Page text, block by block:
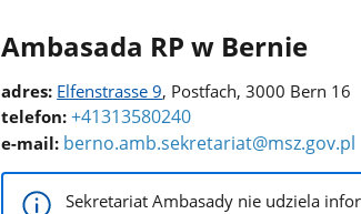
Ambasada RP w Bernie
adres: Elfenstrasse 9, Postfach, 3000 Bern 16
telefon:+41313580240
e-mail: berno.amb.sekretariat@msz.gov.pl
Sekretariat Ambasady nie udziela